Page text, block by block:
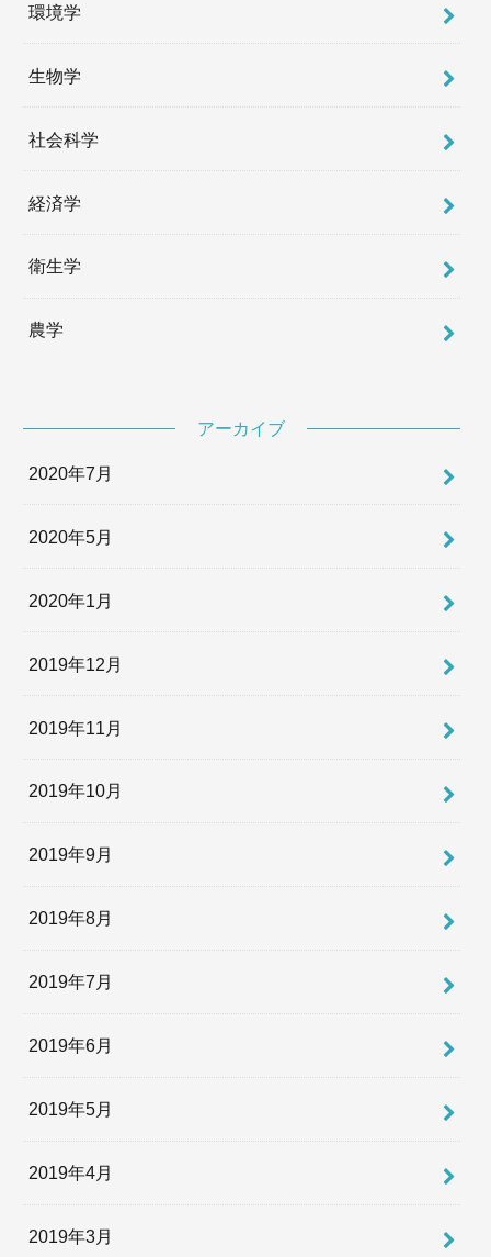
環境学
生物学
社会科学
経済学
衛生学
農学
アーカイブ
2020年7月
2020年5月
2020年1月
2019年12月
2019年11月
2019年10月
2019年9月
2019年8月
2019年7月
2019年6月
2019年5月
2019年4月
2019年3月